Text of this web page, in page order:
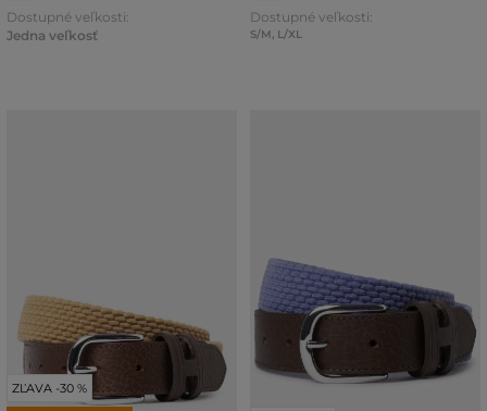
Dostupné veľkosti:
Jedna veľkosť
Dostupné veľkosti:
S/M L/XL
ZĽAVA -30 %